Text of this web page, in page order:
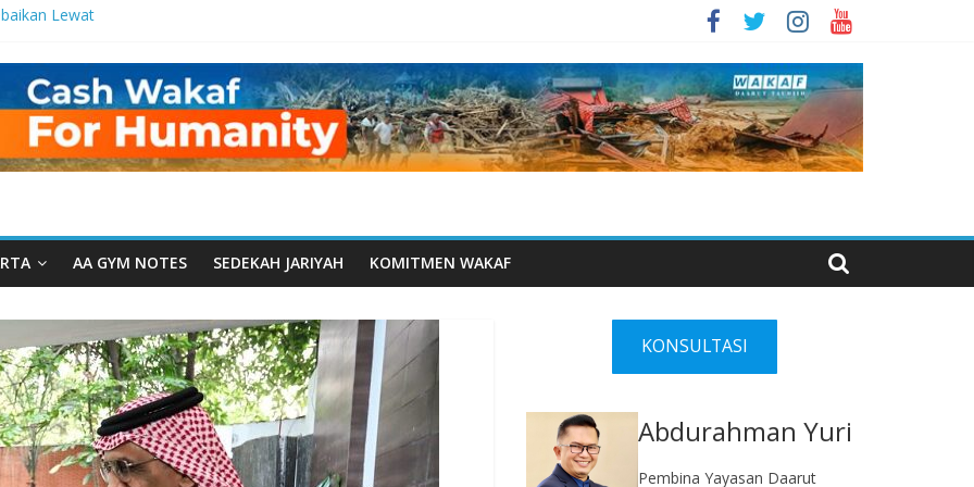
Lewat
Manfaat
dari Serua:
Yayasan
Daarut Tauhiid
Ketika
Wakaf
Wakaf
AA GYM NOTES SEDEKAH JARIYAH KOMITMEN WAKAF
KONSULTASI
Abdurahman Yuri
Pembina Yayasan Daarut